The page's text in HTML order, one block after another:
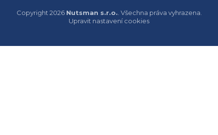
Copyright 2026 Nutsman s.r.o. . Všechna práva vyhrazena.
Upravit nastavení cookies